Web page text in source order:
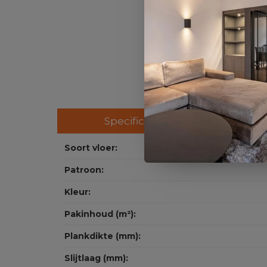
Specificaties
Soort vloer:
Patroon:
Kleur:
Pakinhoud (m²):
Plankdikte (mm):
Slijtlaag (mm):